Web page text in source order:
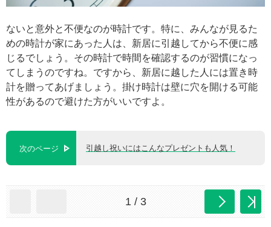
ないと意外と不便なのが時計です。特に、みんなが見るた
めの時計が家にあった人は、新居に引越してから不便に感
じるでしょう。その時計で時間を確認するのが習慣になっ
てしまうのですね。ですから、新居に越した人には置き時
計を贈ってあげましょう。掛け時計は壁に穴を開ける可能
性があるので避けた方がいいですよ。
次のページ 引越し祝いにはこんなプレゼントも人気！
1 / 3